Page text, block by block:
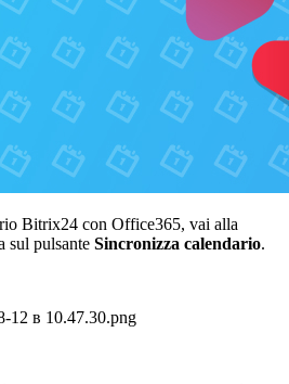
Bitrix24 con Office365, vai alla
sul pulsante Sincronizza calendario.